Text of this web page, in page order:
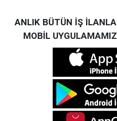
ANLIK BÜTÜN İŞ
MOBİL